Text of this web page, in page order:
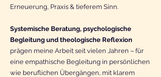
Erneuerung, Praxis & tieferem Sinn.
Systemische Beratung, psychologische
Begleitung und theologische Reflexion
prägen meine Arbeit seit vielen Jahren – für
eine empathische Begleitung in persönlichen
wie beruflichen Übergängen, mit klarem